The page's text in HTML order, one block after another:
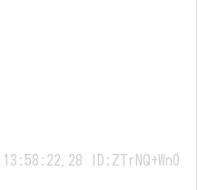
ID:ZTrNQ+Wn0